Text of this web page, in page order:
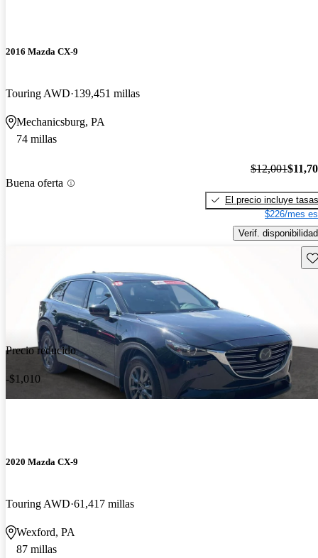
2016 Mazda CX-9
Touring AWD 139,451 millas
Mechanicsburg, PA
74 millas
Buena oferta
$12,001
El precio incluye tasas
$226/mes
Verif. disponibilidad
Precio reducido
-$1,010
2020 Mazda CX-9
Touring AWD 61,417 millas
Wexford, PA
87 millas